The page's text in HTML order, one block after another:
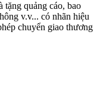
tặng quảng cáo, bao
v.v... có nhãn hiệu
chuyển giao thương